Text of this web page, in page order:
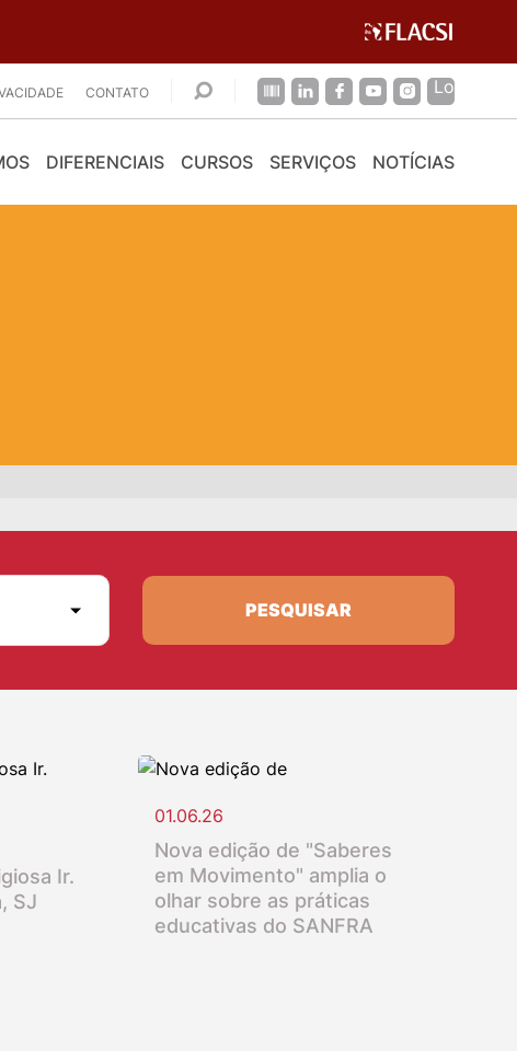
CONTATO
DIFERENCIAIS CURSOS SERVIÇOS NOTÍCIAS
PESQUISAR
Ir.
SJ
01.06.26
Nova edição de "Saberes
em Movimento" amplia o
olhar sobre as práticas
educativas do SANFRA